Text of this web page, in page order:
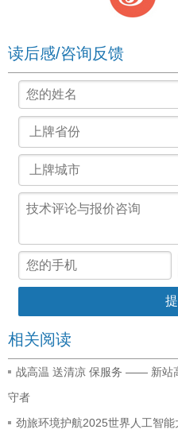
读后感/咨询反馈
相关阅读
战高温 送清凉 保服务 —— 新站
守者
劲旅环境护航2025世界人工智